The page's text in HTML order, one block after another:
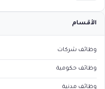
الأقسام
وظائف شركات
وظائف حكومية
وظائف مدنية